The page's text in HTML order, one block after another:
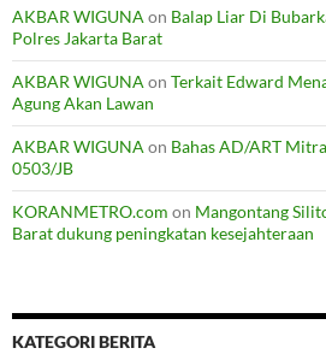
AKBAR WIGUNA on Balap Liar Di
Polres Jakarta Barat
AKBAR WIGUNA on Terkait Edward
Agung Akan Lawan
AKBAR WIGUNA on Bahas AD/ART
0503/JB
KORANMETRO.com on Mangontang
Barat dukung peningkatan kesejahteraan
KATEGORI BERITA